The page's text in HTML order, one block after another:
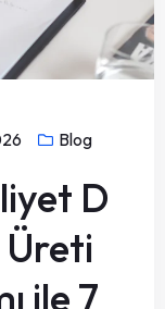
Blog
D
Üreti
ile 7